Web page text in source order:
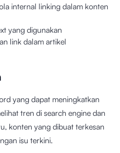
internal linking dalam konten
yang digunakan
link dalam artikel
yang dapat meningkatkan
tren di search engine dan
konten yang dibuat terkesan
isu terkini.